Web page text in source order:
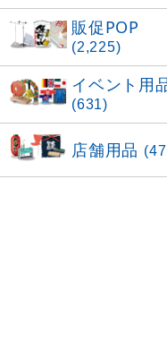
販促POP
(2,225)
イベント用
(631)
店舗用品